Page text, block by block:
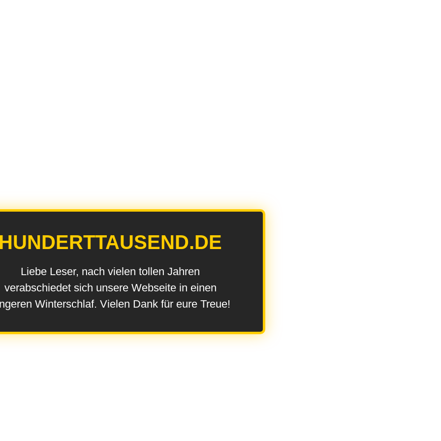
Liebe Leser, nach vielen tollen Jahren
verabschiedet sich unsere Webseite in einen
Winterschlaf. Vielen Dank für eure Treue!